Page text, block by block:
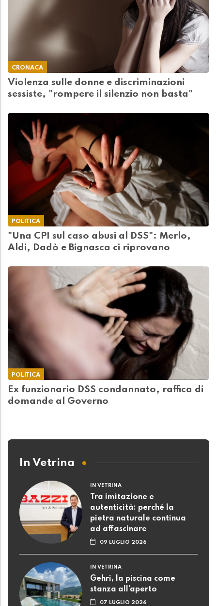
CRONACA
Violenza sulle donne e discriminazioni
sessiste, "rompere il silenzio non basta"
POLITICA
"Una CPI sul caso abusi al DSS": Merlo,
Aldi, Dadò e Bignasca ci riprovano
POLITICA
Ex funzionario DSS condannato, raffica di
domande al Governo
In Vetrina
IN VETRINA
Tra imitazione e
autenticità: perché la
pietra naturale continua
ad affascinare
09 LUGLIO 2026
IN VETRINA
Gehri, la piscina come
stanza all’aperto
07 LUGLIO 2026